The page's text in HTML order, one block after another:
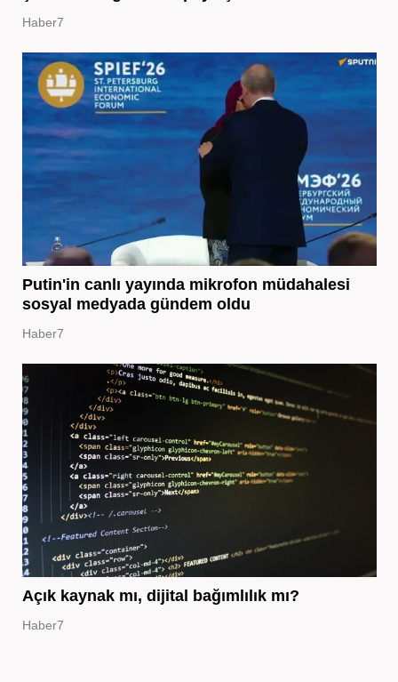
Haber7
Putin'in canlı yayında mikrofon müdahalesi
sosyal medyada gündem oldu
Haber7
Açık kaynak mı, dijital bağımlılık mı?
Haber7